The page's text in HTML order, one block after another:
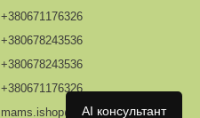
+380671176326
+380678243536
+380678243536
+380671176326
mams.ishop@redhead.ua
AI консультант